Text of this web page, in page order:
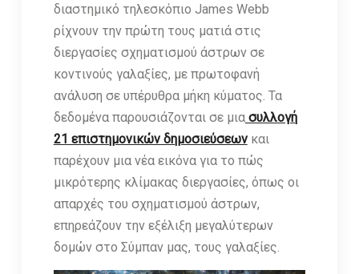
διαστημικό τηλεσκόπιο James Webb
ρίχνουν την πρώτη τους ματιά στις
διεργασίες σχηματισμού άστρων σε
κοντινούς γαλαξίες, με πρωτοφανή
ανάλυση σε υπέρυθρα μήκη κύματος. Τα
δεδομένα παρουσιάζονται σε μιασυλλογή
21 επιστημονικών δημοσιεύσεωνκαι
παρέχουν μια νέα εικόνα για το πώς
μικρότερης κλίμακας διεργασίες, όπως οι
απαρχές του σχηματισμού άστρων,
επηρεάζουν την εξέλιξη μεγαλύτερων
δομών στο Σύμπαν μας, τους γαλαξίες.